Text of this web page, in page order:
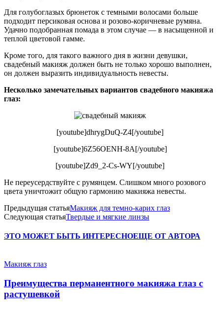
Для голубоглазых брюнеток с темными волосами больше
подходит персиковая основа и розово-коричневые румяна.
Удачно подобранная помада в этом случае — в насыщенной и
теплой цветовой гамме.
Кроме того, для такого важного дня в жизни девушки,
свадебный макияж должен быть не только хорошо выполнен,
он должен выразить индивидуальность невесты.
Несколько замечательных вариантов свадебного макияжа
глаз:
[youtube]dhrygDuQ-Z4[/youtube]
[youtube]6Z56OENH-8A[/youtube]
[youtube]Zd9_2-Cs-WY[/youtube]
Не переусердствуйте с румянцем. Слишком много розового
цвета уничтожит общую гармонию макияжа невесты.
Предыдущая статьяМакияж для темно-карих глаз
Следующая статьяТвердые и мягкие линзы
ЭТО МОЖЕТ БЫТЬ ИНТЕРЕСНОЕЩЕ ОТ АВТОРА
Макияж глаз
Преимущества перманентного макияжа глаз с
растушевкой